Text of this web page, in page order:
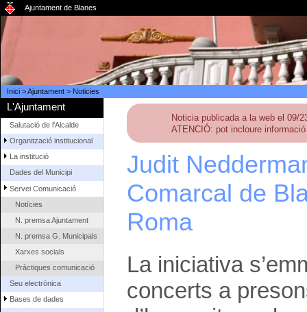
Ajuntament de Blanes
Inici>Ajuntament> Noticies
L'Ajuntament
Salutació de l'Alcalde
Organització institucional
La institució
Dades del Municipi
Servei Comunicació
Notícies
N. premsa Ajuntament
N. premsa G. Municipals
Xarxes socials
Pràctiques comunicació
Seu electrònica
Bases de dades
Noticia publicada a la web el 09/
ATENCIÓ: pot incloure
Judit
Comarcal de
Roma
La iniciativa
concerts a